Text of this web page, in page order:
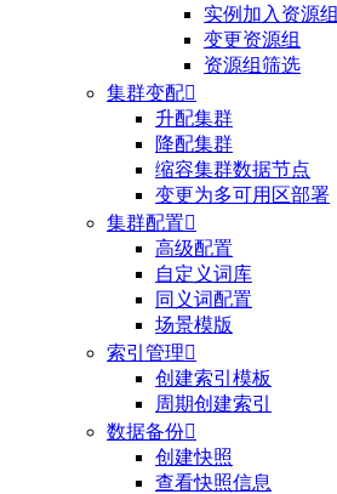
实例加入资源组
变更资源组
资源组筛选
集群变配
升配集群
降配集群
缩容集群数据节点
变更为多可用区部署
集群配置
高级配置
自定义词库
同义词配置
场景模版
索引管理
创建索引模板
周期创建索引
数据备份
创建快照
查看快照信息